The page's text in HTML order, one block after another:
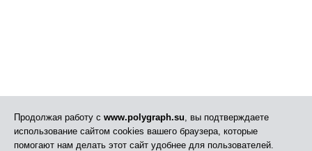
Продолжая работу с www.polygraph.su, вы подтверждаете
использование сайтом cookies вашего браузера, которые
помогают нам делать этот сайт удобнее для пользователей.